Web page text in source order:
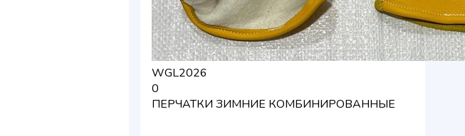
WGL2026
0
ПЕРЧАТКИ ЗИМНИЕ КОМБИНИРОВАННЫЕ